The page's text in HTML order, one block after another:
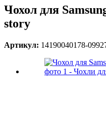
Чохол для
story
Артикул: 14190040178-